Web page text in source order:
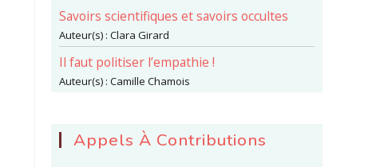
Savoirs scientifiques et savoirs occultes
Auteur(s) : Clara Girard
Il faut politiser l’empathie !
Auteur(s) : Camille Chamois
Appels À Contributions